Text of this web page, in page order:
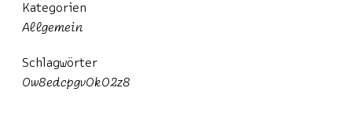
Kategorien
Allgemein
Schlagwörter
0w8edcpgv0k02z8